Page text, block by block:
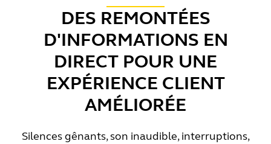
DES REMONTÉES
D'INFORMATIONS EN
DIRECT POUR UNE
EXPÉRIENCE CLIENT
AMÉLIORÉE
Silences gênants, son inaudible, interruptions,